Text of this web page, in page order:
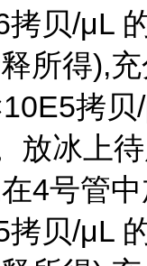
拷贝/μL
所得),
拷贝
放冰上待
4号管
拷贝/μL